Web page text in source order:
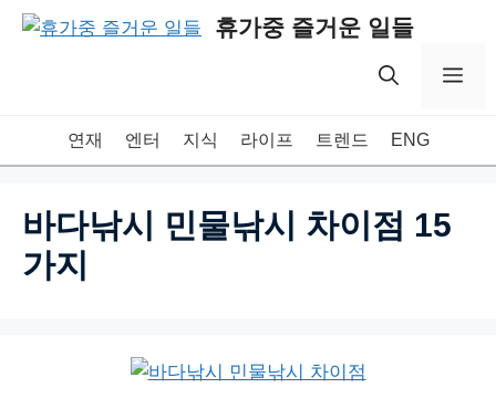
Skip
휴가중 즐거운 일들
연재 엔터 지식 라이프 트렌드 ENG
바다낚시 민물낚시 차이점 15
가지